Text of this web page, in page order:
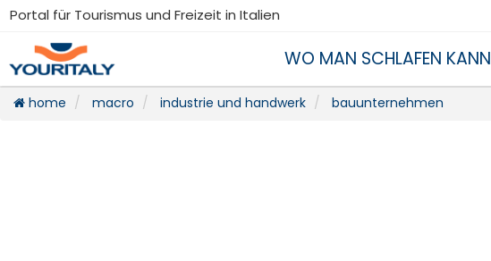
Portal für Tourismus und Freizeit in Italien
WO MAN SCHLAFEN KANN
home macro industrie und handwerk bauunternehmen